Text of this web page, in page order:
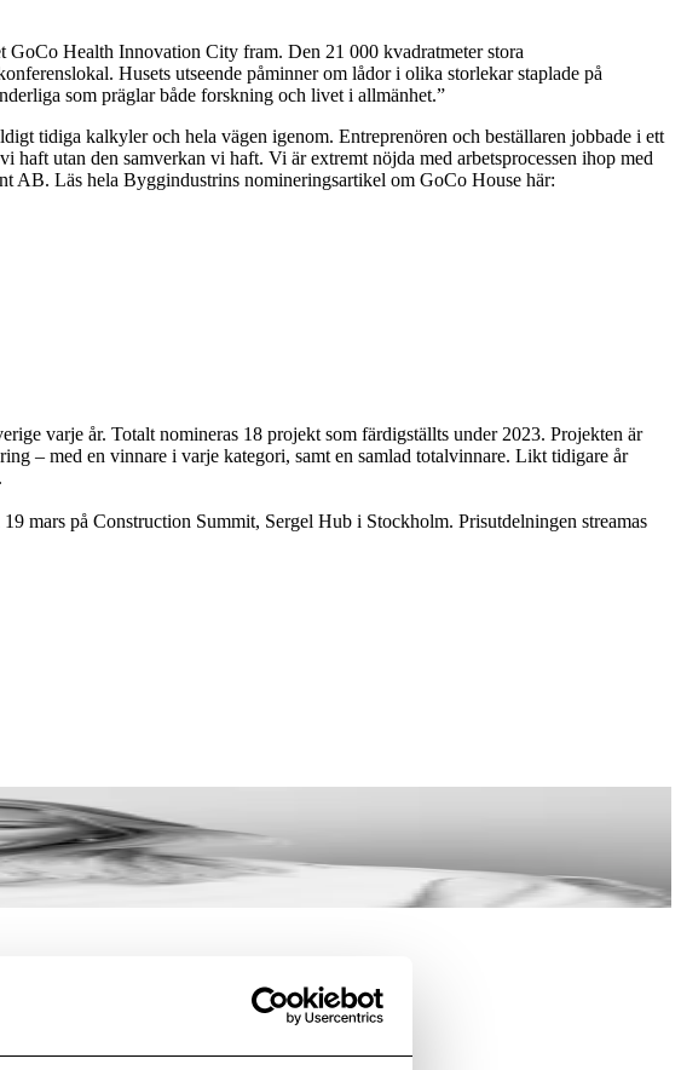
GoCo Health Innovation City fram. Den 21 000 kvadratmeter stora
Husets utseende påminner om lådor i olika storlekar staplade på
som präglar både forskning och livet i allmänhet.”
tidiga kalkyler och hela vägen igenom. Entreprenören och beställaren jobbade i ett
utan den samverkan vi haft. Vi är extremt nöjda med arbetsprocessen ihop med
AB. Läs hela Byggindustrins nomineringsartikel om GoCo House här:
varje år. Totalt nomineras 18 projekt som färdigställts under 2023. Projekten är
– med en vinnare i varje kategori, samt en samlad totalvinnare. Likt tidigare år
mars på Construction Summit, Sergel Hub i Stockholm. Prisutdelningen streamas